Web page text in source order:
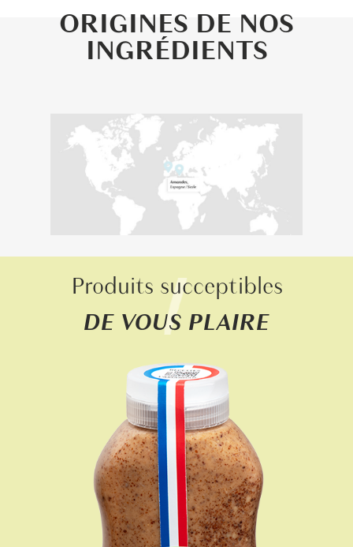
ORIGINES DE NOS
INGRÉDIENTS
Produits succeptibles
DE VOUS PLAIRE